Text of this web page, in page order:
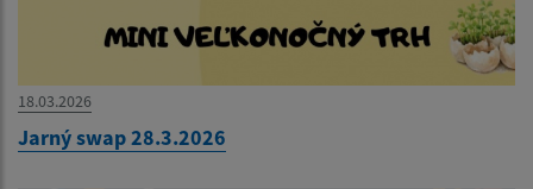
18.03.2026
Jarný swap 28.3.2026